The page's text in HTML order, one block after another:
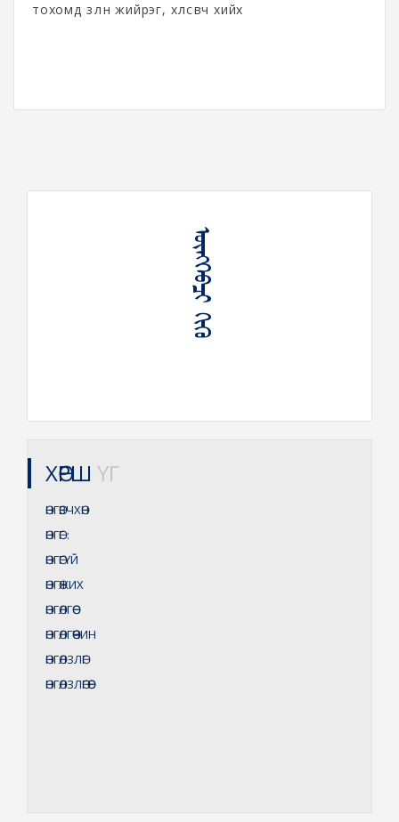
тохомд зөөлөн жийрэг, хөлсөвч хийх
ᠥᠩᠭᠡᠪᠴᠢ ᠬᠢᠬᠥ
ХӨРШ ҮГ
ӨНГӨВЧХӨН
ӨНГӨГ:
ӨНГӨГҮЙ
ӨНГӨЖИХ
ӨНГӨЛГӨӨ
ӨНГӨЛГӨӨЧИН
ӨНГӨЛЗЛӨГ
ӨНГӨЛЗЛӨГӨӨ